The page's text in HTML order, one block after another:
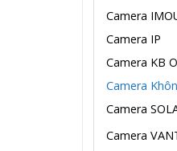
Camera
Camera IP
Camera KB
Camera
Camera
Camera